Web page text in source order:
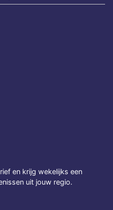
en krijg wekelijks een
uit jouw regio.